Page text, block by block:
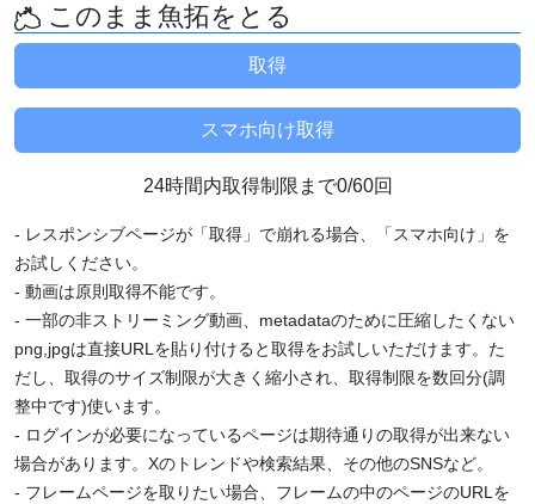
このまま魚拓をとる
24時間内取得制限まで0/60回
- レスポンシブページが「取得」で崩れる場合、「スマホ向け」を
お試しください。
- 動画は原則取得不能です。
- 一部の非ストリーミング動画、metadataのために圧縮したくない
png,jpgは直接URLを貼り付けると取得をお試しいただけます。た
だし、取得のサイズ制限が大きく縮小され、取得制限を数回分(調
整中です)使います。
- ログインが必要になっているページは期待通りの取得が出来ない
場合があります。Xのトレンドや検索結果、その他のSNSなど。
- フレームページを取りたい場合、フレームの中のページのURLを